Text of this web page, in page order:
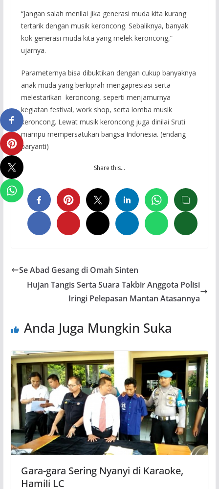
“Jangan salah menilai jika generasi muda kita kurang
tertarik dengan musik keroncong. Sebaliknya, banyak
kok generasi muda kita yang melek keroncong,”
ujarnya.
Parameternya bisa dibuktikan dengan cukup banyaknya
anak muda yang berkiprah mengapresiasi serta
melestarikan keroncong, seperti menjamurnya
kegiatan festival, work shop, serta lomba musik
keroncong. Lewat musik keroncong juga dinilai Sruti
mampu mempersatukan bangsa Indonesia. (endang
paryanti)
Share this…
Se Abad Gesang di Omah Sinten
Hujan Tangis Serta Suara Takbir Anggota Polisi
Iringi Pelepasan Mantan Atasannya
Anda Juga Mungkin Suka
Gara-gara Sering Nyanyi di Karaoke,
Hamili LC